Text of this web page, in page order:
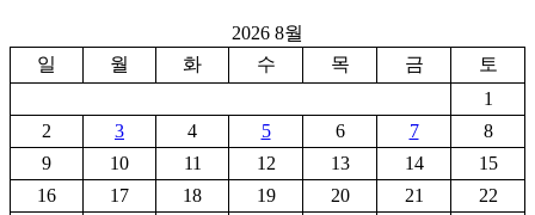
2026 8월
일
월 화 수 목 금
토
1
2
3 4 5 6 7
8
9
10 11 12 13 14
15
16
17 18 19 20 21 22